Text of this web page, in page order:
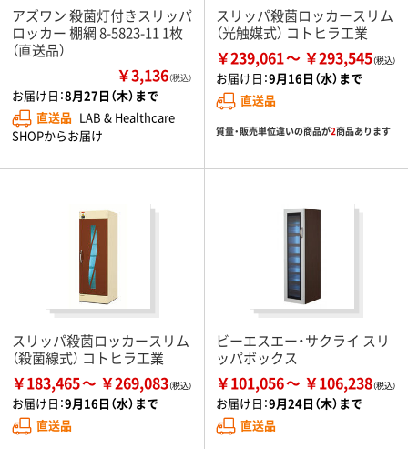
アズワン 殺菌灯付きスリッパ
ロッカー 棚網 8-5823-11 1枚
（直送品）
￥3,136（税込）
お届け日：8月27日（木）まで
直送品 LAB & Healthcare
SHOPからお届け
スリッパ殺菌ロッカースリム
（光触媒式） コトヒラ工業
￥239,061 ￥293,545
お届け日：9月16日（水）まで
直送品
質量・販売単位違いの商品が2商品あります
スリッパ殺菌ロッカースリム
（殺菌線式） コトヒラ工業
￥183,465 ￥269,083
お届け日：9月16日（水）まで
直送品
ビーエスエー・サクライ スリ
ッパボックス
￥101,056 ￥106,238
お届け日：9月24日（木）まで
直送品